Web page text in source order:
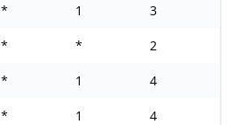
* 1 3
* * 2
* 1 4
* 1 4